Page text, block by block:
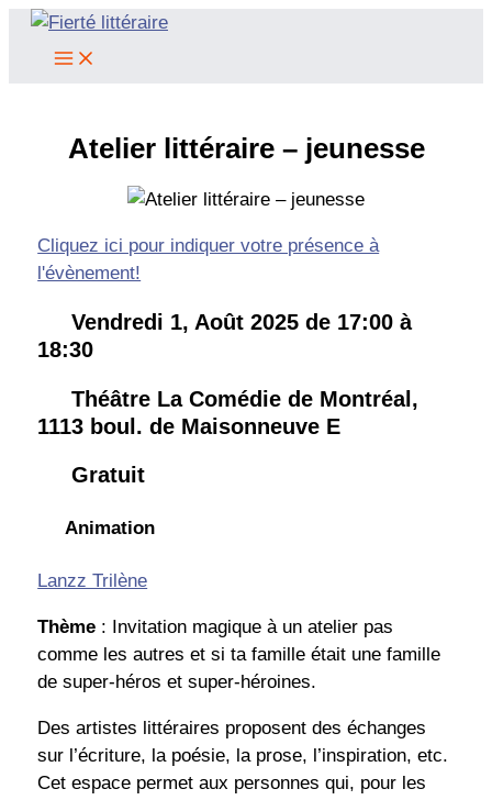
Aller
Atelier littéraire – jeunesse
Cliquez ici pour indiquer votre présence à
l'évènement!
Vendredi 1, Août 2025 de 17:00 à
18:30
Théâtre La Comédie de Montréal,
1113 boul. de Maisonneuve E
Gratuit
Animation
Lanzz Trilène
Thème : Invitation magique à un atelier pas
comme les autres et si ta famille était une famille
de super-héros et super-héroines.
Des artistes littéraires proposent des échanges
sur l’écriture, la poésie, la prose, l’inspiration, etc.
Cet espace permet aux personnes qui, pour les